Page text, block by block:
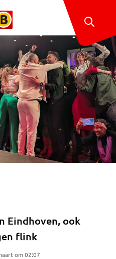
Eindhoven, ook
flink
om 02:07